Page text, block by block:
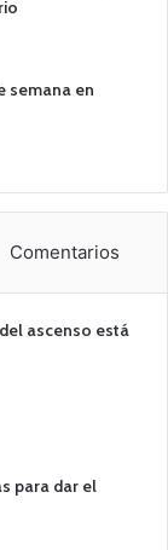
semana en
Comentarios
ascenso está
para dar el